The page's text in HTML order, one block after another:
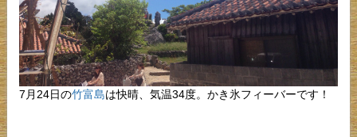
7月24日の竹富島は快晴、気温34度。かき氷フィーバーです！